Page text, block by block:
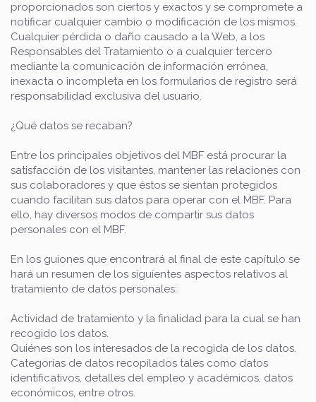
proporcionados son ciertos y exactos y se compromete a
notificar cualquier cambio o modificación de los mismos.
Cualquier pérdida o daño causado a la Web, a los
Responsables del Tratamiento o a cualquier tercero
mediante la comunicación de información errónea,
inexacta o incompleta en los formularios de registro será
responsabilidad exclusiva del usuario.
¿Qué datos se recaban?
Entre los principales objetivos del MBF está procurar la
satisfacción de los visitantes, mantener las relaciones con
sus colaboradores y que éstos se sientan protegidos
cuando facilitan sus datos para operar con el MBF. Para
ello, hay diversos modos de compartir sus datos
personales con el MBF.
En los guiones que encontrará al final de este capítulo se
hará un resumen de los siguientes aspectos relativos al
tratamiento de datos personales:
Actividad de tratamiento y la finalidad para la cual se han
recogido los datos.
Quiénes son los interesados de la recogida de los datos.
Categorías de datos recopilados tales como datos
identificativos, detalles del empleo y académicos, datos
económicos, entre otros.